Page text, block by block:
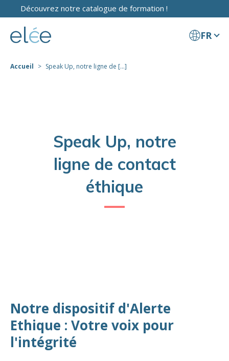
Découvrez notre catalogue de formation !
FR
Accueil Speak Up, notre ligne de [...]
Speak Up, notre
ligne de contact
éthique
Notre dispositif d'Alerte
Ethique : Votre voix pour
l'intégrité